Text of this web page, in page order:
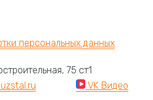
персональных данных
75 ст1
VK Видео